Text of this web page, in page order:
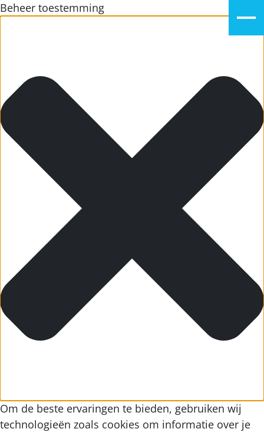
Beheer toestemming
Om de beste ervaringen te bieden, gebruiken wij
technologieën zoals cookies om informatie over je